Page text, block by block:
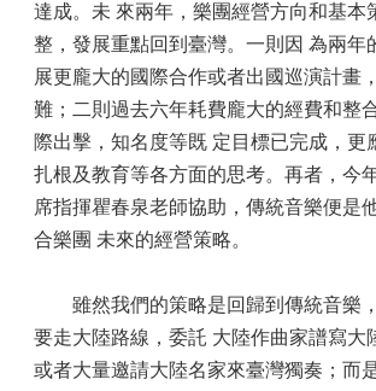
達成。未 來兩年，樂團經營方向和基本
整，發展重點回到臺灣。一則因 為兩年
展更龐大的國際合作或者出國巡演計畫
難；二則過去六年耗費龐大的經費和整
際出擊，知名度等既 定目標已完成，更
扎根及教育等各方面的思考。再者，今
席指揮瞿春泉老師協助，傳統音樂便是
合樂團 未來的經營策略。
雖然我們的策略是回歸到傳統音樂
要走大陸路線，委託 大陸作曲家譜寫大
或者大量邀請大陸名家來臺灣獨奏；而